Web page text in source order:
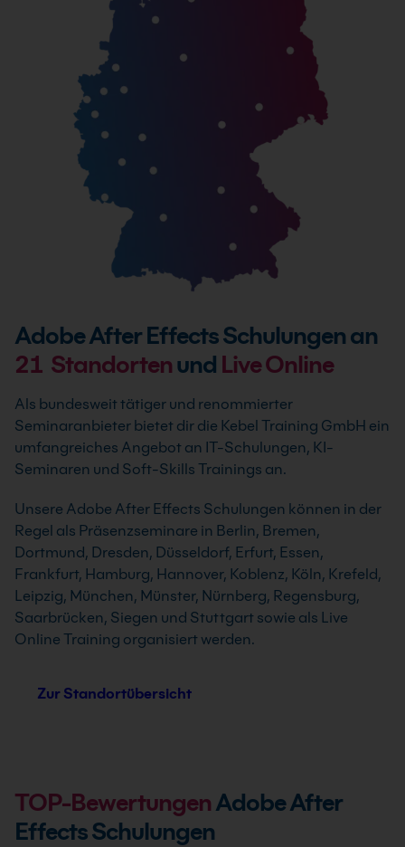
Adobe After Effects Schulungen an
21 Standortenund Live Online
Als bundesweit tätiger und renommierter
Seminaranbieter bietet dir die Kebel Training GmbH ein
umfangreiches Angebot an IT-Schulungen, KI-
Seminaren und Soft-Skills Trainings an.
Unsere Adobe After Effects Schulungen können in der
Regel als Präsenzseminare in Berlin, Bremen,
Dortmund, Dresden, Düsseldorf, Erfurt, Essen,
Frankfurt, Hamburg, Hannover, Koblenz, Köln, Krefeld,
Leipzig, München, Münster, Nürnberg, Regensburg,
Saarbrücken, Siegen und Stuttgart sowie als Live
Online Training organisiert werden.
Zur Standortübersicht
TOP-BewertungenAdobe After
Effects Schulungen